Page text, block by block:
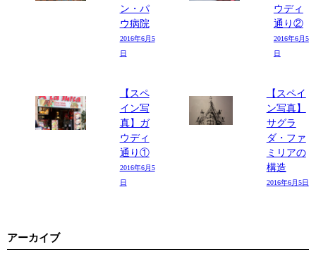
ン・パ
ウ病院
2016年6月5
日
ウディ
通り②
2016年6月5
日
【スペ
イン写
真】ガ
ウディ
通り①
2016年6月5
日
【スペイ
ン写真】
サグラ
ダ・ファ
ミリアの
構造
2016年6月5日
アーカイブ